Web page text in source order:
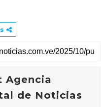
Agencia
de Noticias